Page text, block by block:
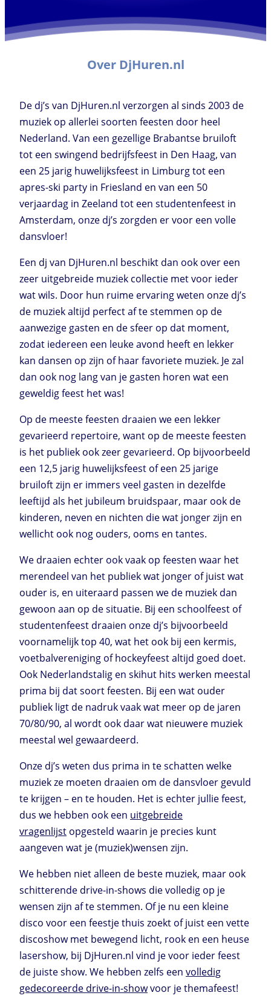
Over DjHuren.nl
De dj’s van DjHuren.nl verzorgen al sinds 2003 de
muziek op allerlei soorten feesten door heel
Nederland. Van een gezellige Brabantse bruiloft
tot een swingend bedrijfsfeest in Den Haag, van
een 25 jarig huwelijksfeest in Limburg tot een
apres-ski party in Friesland en van een 50
verjaardag in Zeeland tot een studentenfeest in
Amsterdam, onze dj’s zorgden er voor een volle
dansvloer!
Een dj van DjHuren.nl beschikt dan ook over een
zeer uitgebreide muziek collectie met voor ieder
wat wils. Door hun ruime ervaring weten onze dj’s
de muziek altijd perfect af te stemmen op de
aanwezige gasten en de sfeer op dat moment,
zodat iedereen een leuke avond heeft en lekker
kan dansen op zijn of haar favoriete muziek. Je zal
dan ook nog lang van je gasten horen wat een
geweldig feest het was!
Op de meeste feesten draaien we een lekker
gevarieerd repertoire, want op de meeste feesten
is het publiek ook zeer gevarieerd. Op bijvoorbeeld
een 12,5 jarig huwelijksfeest of een 25 jarige
bruiloft zijn er immers veel gasten in dezelfde
leeftijd als het jubileum bruidspaar, maar ook de
kinderen, neven en nichten die wat jonger zijn en
wellicht ook nog ouders, ooms en tantes.
We draaien echter ook vaak op feesten waar het
merendeel van het publiek wat jonger of juist wat
ouder is, en uiteraard passen we de muziek dan
gewoon aan op de situatie. Bij een schoolfeest of
studentenfeest draaien onze dj’s bijvoorbeeld
voornamelijk top 40, wat het ook bij een kermis,
voetbalvereniging of hockeyfeest altijd goed doet.
Ook Nederlandstalig en skihut hits werken meestal
prima bij dat soort feesten. Bij een wat ouder
publiek ligt de nadruk vaak wat meer op de jaren
70/80/90, al wordt ook daar wat nieuwere muziek
meestal wel gewaardeerd.
Onze dj’s weten dus prima in te schatten welke
muziek ze moeten draaien om de dansvloer gevuld
te krijgen – en te houden. Het is echter jullie feest,
dus we hebben ook een uitgebreide
vragenlijst opgesteld waarin je precies kunt
aangeven wat je (muziek)wensen zijn.
We hebben niet alleen de beste muziek, maar ook
schitterende drive-in-shows die volledig op je
wensen zijn af te stemmen. Of je nu een kleine
disco voor een feestje thuis zoekt of juist een vette
discoshow met bewegend licht, rook en een heuse
lasershow, bij DjHuren.nl vind je voor ieder feest
de juiste show. We hebben zelfs een volledig
gedecoreerde drive-in-showvoor je themafeest!